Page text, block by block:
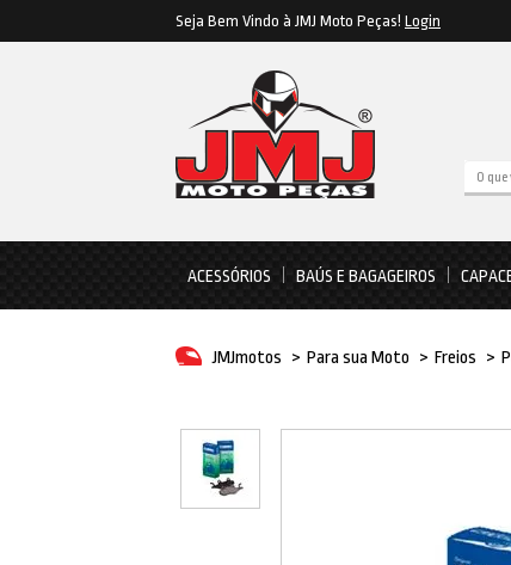
Seja Bem Vindo à JMJ Moto Peças! Login
ACESSÓRIOS BAÚS E BAGAGEIROS
JMJmotos > Para sua Moto > Freios >